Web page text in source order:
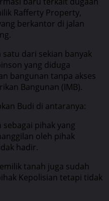
Rafferty Property,
berkantor di jalan
dari sekian banyak
yang diduga
bangunan tanpa akses
Bangunan (IMB).
Budi di antaranya:
pihak yang
oleh pihak
hadir.
tanah juga sudah
Kepolisian tetapi tidak